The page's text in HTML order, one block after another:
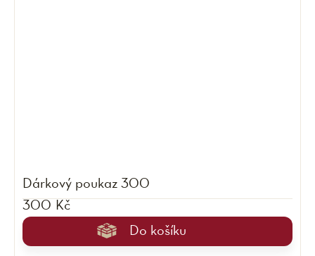
Dárkový poukaz 300
300 Kč
Do košíku